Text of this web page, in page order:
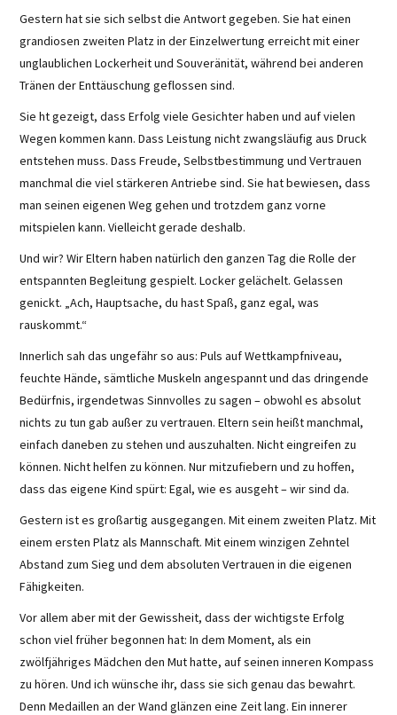
Gestern hat sie sich selbst die Antwort gegeben. Sie hat einen
grandiosen zweiten Platz in der Einzelwertung erreicht mit einer
unglaublichen Lockerheit und Souveränität, während bei anderen
Tränen der Enttäuschung geflossen sind.
Sie ht gezeigt, dass Erfolg viele Gesichter haben und auf vielen
Wegen kommen kann. Dass Leistung nicht zwangsläufig aus Druck
entstehen muss. Dass Freude, Selbstbestimmung und Vertrauen
manchmal die viel stärkeren Antriebe sind. Sie hat bewiesen, dass
man seinen eigenen Weg gehen und trotzdem ganz vorne
mitspielen kann. Vielleicht gerade deshalb.
Und wir? Wir Eltern haben natürlich den ganzen Tag die Rolle der
entspannten Begleitung gespielt. Locker gelächelt. Gelassen
genickt. „Ach, Hauptsache, du hast Spaß, ganz egal, was
rauskommt.“
Innerlich sah das ungefähr so aus: Puls auf Wettkampfniveau,
feuchte Hände, sämtliche Muskeln angespannt und das dringende
Bedürfnis, irgendetwas Sinnvolles zu sagen – obwohl es absolut
nichts zu tun gab außer zu vertrauen. Eltern sein heißt manchmal,
einfach daneben zu stehen und auszuhalten. Nicht eingreifen zu
können. Nicht helfen zu können. Nur mitzufiebern und zu hoffen,
dass das eigene Kind spürt: Egal, wie es ausgeht – wir sind da.
Gestern ist es großartig ausgegangen. Mit einem zweiten Platz. Mit
einem ersten Platz als Mannschaft. Mit einem winzigen Zehntel
Abstand zum Sieg und dem absoluten Vertrauen in die eigenen
Fähigkeiten.
Vor allem aber mit der Gewissheit, dass der wichtigste Erfolg
schon viel früher begonnen hat: In dem Moment, als ein
zwölfjähriges Mädchen den Mut hatte, auf seinen inneren Kompass
zu hören. Und ich wünsche ihr, dass sie sich genau das bewahrt.
Denn Medaillen an der Wand glänzen eine Zeit lang. Ein innerer